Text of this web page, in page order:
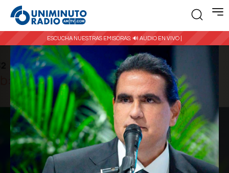
ESCUCHA NUESTRAS EMISORAS: 🔊 AUDIO EN VIVO |